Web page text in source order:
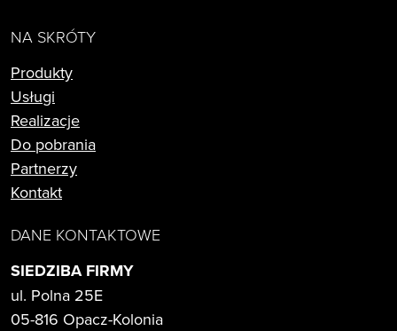
NA SKRÓTY
Produkty
Usługi
Realizacje
Do pobrania
Partnerzy
Kontakt
DANE KONTAKTOWE
SIEDZIBA FIRMY
ul. Polna 25E
05-816 Opacz-Kolonia